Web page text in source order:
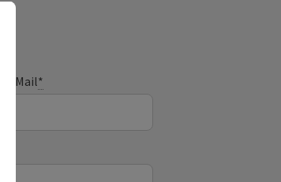
E-Mail*
jazyka - Otevřít menu